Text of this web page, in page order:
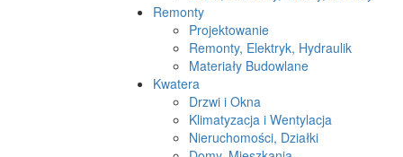
Remonty
Projektowanie
Remonty, Elektryk, Hydraulik
Materiały Budowlane
Kwatera
Drzwi i Okna
Klimatyzacja i Wentylacja
Nieruchomości, Działki